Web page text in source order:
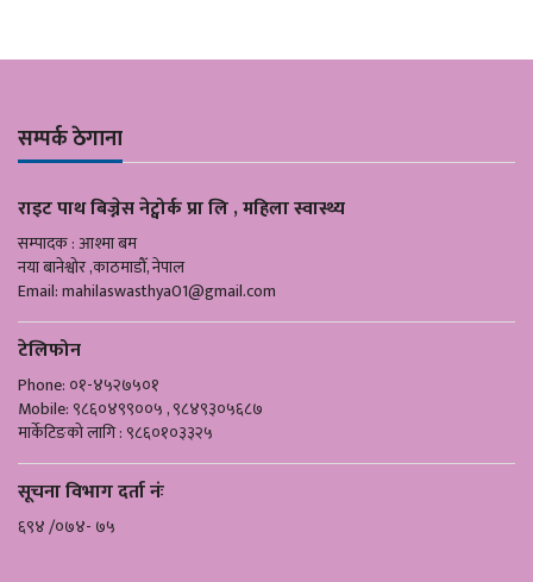
सम्पर्क ठेगाना
राइट पाथ बिज्नेस नेट्वोर्क प्रा लि , महिला स्वास्थ्य
सम्पादक : आश्मा बम
नया बानेश्वोर ,काठमाडौँ, नेपाल
Email:mahilaswasthya01@gmail.com
टेलिफोन
Phone: ०१-४५२७५०१
Mobile: ९८६०४९९००५ , ९८४९३०५६८७
मार्केटिङको लागि : ९८६०१०३३२५
सूचना विभाग दर्ता नंः
६९४ /०७४- ७५